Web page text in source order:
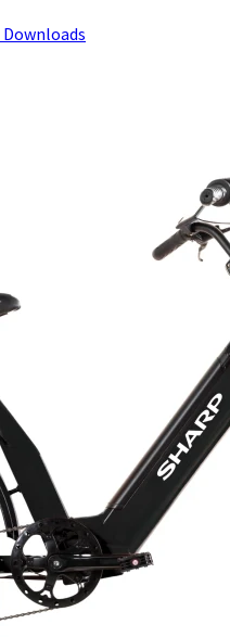
Downloads